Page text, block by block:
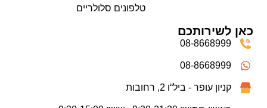
טלפונים סלולריים
כאן לשירותכם
08-8668999
08-8668999
קניון עופר - ביל“ו 2, רחובות